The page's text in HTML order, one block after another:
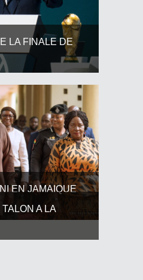
LA FINALE DE
EN JAMAIQUE
A LA